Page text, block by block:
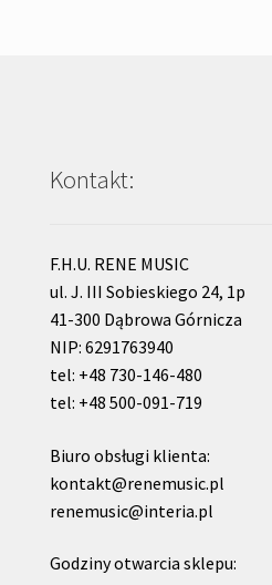
Kontakt:
F.H.U. RENE MUSIC
ul. J. III Sobieskiego 24, 1p
41-300 Dąbrowa Górnicza
NIP: 6291763940
tel: +48 730-146-480
tel: +48 500-091-719
Biuro obsługi klienta:
kontakt@renemusic.pl
renemusic@interia.pl
Godziny otwarcia sklepu: